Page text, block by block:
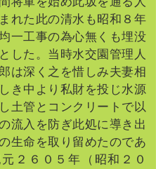
れた此の清水も昭和８年
一工事の為心無くも埋没
した。当時水交園管理人
は深く之を惜しみ夫妻相
き中より私財を投じ水源
土管とコンクリートで以
流入を防ぎ此処に導き出
生命を取り留めたのであ
２６０５年（昭和２０